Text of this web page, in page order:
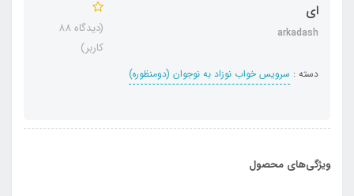
ای
arkadash
دسته : سرویس خواب نوزاد به نوجوان (دومنظوره)
(دیدگاه 88
کاربر)
ویژگی‌های محصول